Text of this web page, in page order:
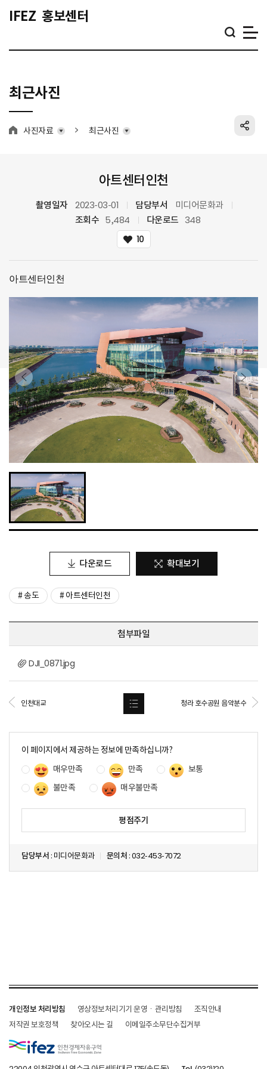
IFEZ 홍보센터
최근사진
홈
사진자료 최근사진
아트센터인천
촬영일자 2023-03-01 담당부서
미디어문화과
조회수 5,484 다운로드 348
10
아트센터인천
다운로드 확대보기
# 송도 # 아트센터인천
첨부파일
DJI_0871.jpg
인천대교 청라 호수공원 음악분수
이 페이지에서 제공하는 정보에 만족하십니까?
매우만족
만족
보통
불만족
매우불만족
담당부서 : 미디어문화과 문의처 : 032-453-7072
개인정보 처리방침 영상정보처리기기 운영ㆍ관리방침
조직안내
저작권 보호정책
찾아오시는 길 이메일주소무단수집거부